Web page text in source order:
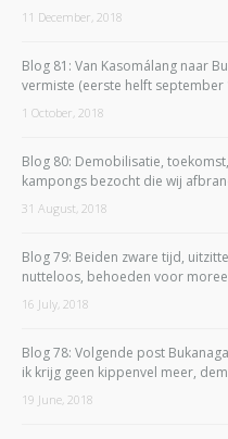
11 December, 2018
Blog 81: Van Kasomálang naar
vermiste (eerste helft september
1 October, 2018
Blog 80: Demobilisatie,
kampongs bezocht die wij
31 August, 2018
Blog 79: Beiden zware tijd,
nutteloos, behoeden voor
16 July, 2018
Blog 78: Volgende post
ik krijg geen kippenvel meer,
19 June, 2018